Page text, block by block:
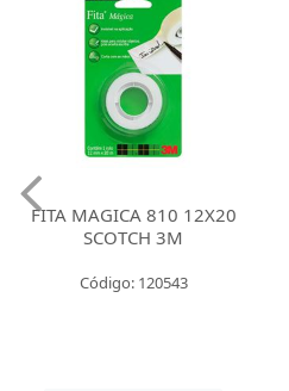
FITA MAGICA 810 12X20
SCOTCH 3M
Código: 120543